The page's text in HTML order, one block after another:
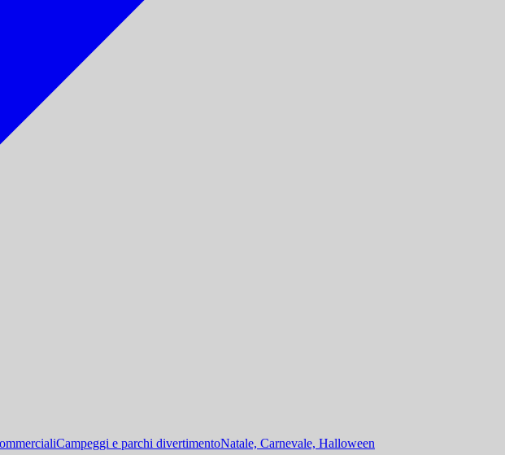
Campeggi e parchi divertimentoNatale, Carnevale, Halloween